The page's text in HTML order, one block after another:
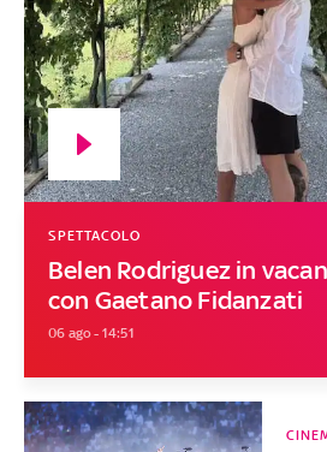
Belen Rodriguez in
con Gaetano Fidanzati
SPETTACOLO
06 ago - 14:51